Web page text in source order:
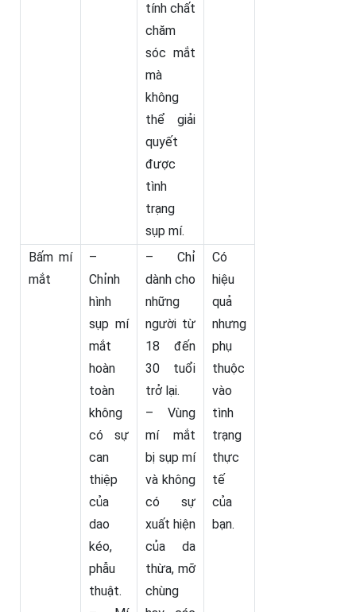
tính chất
chăm
sóc mắt
mà
không
thể giải
quyết
được
tình
trạng
sụp mí.
Bấm mí
mắt
–
Chỉnh
hình
sụp mí
mắt
hoàn
toàn
không
có sự
can
thiệp
của
dao
kéo,
phẫu
thuật.
– Chỉ
dành cho
những
người từ
18 đến
30 tuổi
trở lại.
– Vùng
mí mắt
bị sụp mí
và không
có sự
xuất hiện
của da
thừa, mỡ
chùng
Có
hiệu
quả
nhưng
phụ
thuộc
vào
tình
trạng
thực
tế
của
bạn.